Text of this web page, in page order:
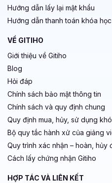
Hướng dẫn lấy lại mật khẩu
Hướng dẫn thanh toán khóa
VỀ GITIHO
Giới thiệu về Gitiho
Blog
Hỏi đáp
Chính sách bảo mật thông tin
Chính sách và quy định chung
Quy định mua, hủy, sử dụng
Bộ quy tắc hành xử của giảng
Quy trình xác nhận – hoàn, hủy
Cách lấy chứng nhận Gitiho
HỢP TÁC VÀ LIÊN KẾT